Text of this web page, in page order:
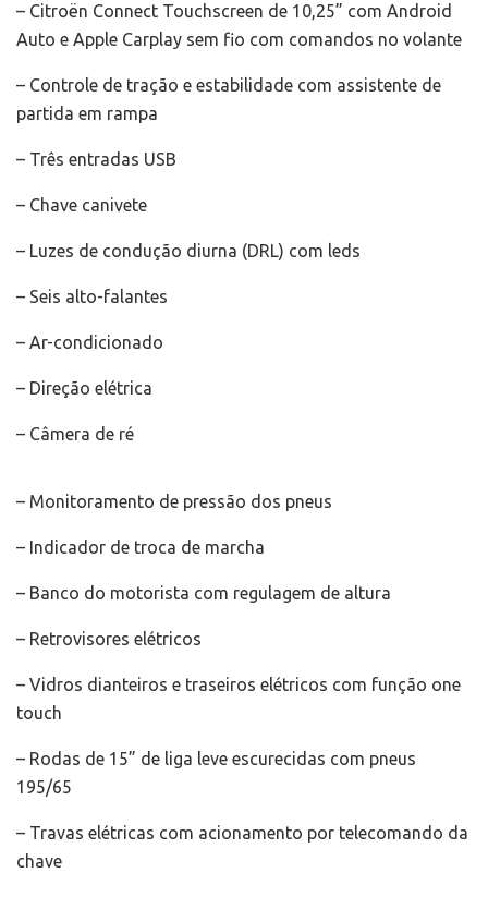
– Citroën Connect Touchscreen de 10,25” com Android
Auto e Apple Carplay sem fio com comandos no volante
– Controle de tração e estabilidade com assistente de
partida em rampa
– Três entradas USB
– Chave canivete
– Luzes de condução diurna (DRL) com leds
– Seis alto-falantes
– Ar-condicionado
– Direção elétrica
– Câmera de ré
– Monitoramento de pressão dos pneus
– Indicador de troca de marcha
– Banco do motorista com regulagem de altura
– Retrovisores elétricos
– Vidros dianteiros e traseiros elétricos com função one
touch
– Rodas de 15” de liga leve escurecidas com pneus
195/65
– Travas elétricas com acionamento por telecomando da
chave